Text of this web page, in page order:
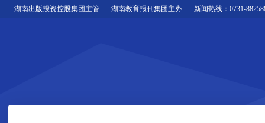
湖南出版投资控股集团主管 湖南教育报刊集团主办 新闻热线：0731-